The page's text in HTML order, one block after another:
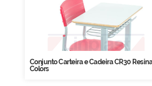
Conjunto Carteira e Cadeira CR30
Colors